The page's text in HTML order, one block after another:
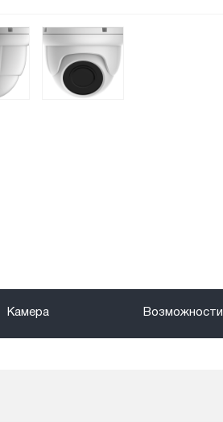
Камера